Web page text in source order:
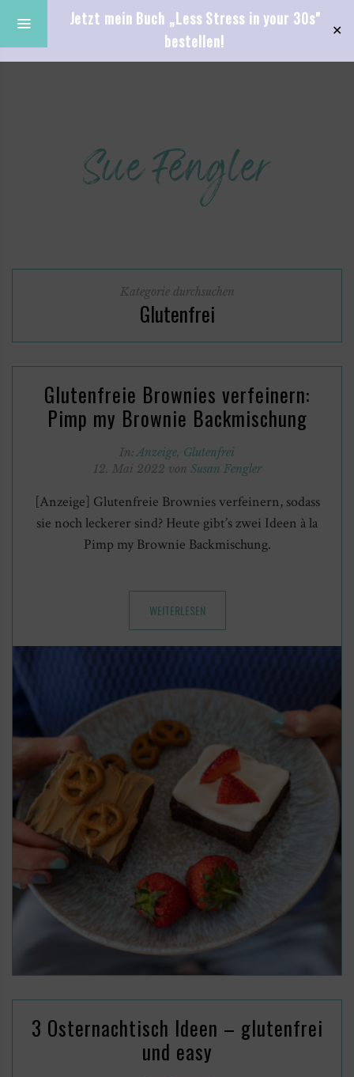
Jetzt mein Buch „Less Stress in your 30s"
bestellen!
✕
Kategorie durchsuchen
Glutenfrei
Glutenfreie Brownies verfeinern:
Pimp my Brownie Backmischung
In:Anzeige, Glutenfrei
12. Mai 2022 von Susan Fengler
[Anzeige] Glutenfreie Brownies verfeinern, sodass
sie noch leckerer sind? Heute gibt’s zwei Ideen à la
Pimp my Brownie Backmischung.
WEITERLESEN
3 Osternachtisch Ideen – glutenfrei
und easy